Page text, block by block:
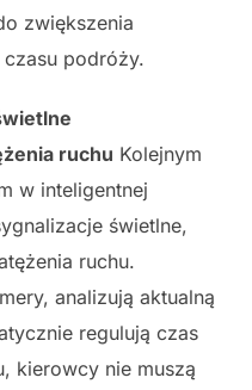
zwiększenia
czasu podróży.
ruchu Kolejnym
w inteligentnej
świetlne,
ruchu.
analizują aktualną
regulują czas
kierowcy nie muszą